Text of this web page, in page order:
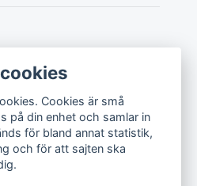
Cookies är små
på din enhet och samlar in
för bland annat statistik,
och för att sajten ska